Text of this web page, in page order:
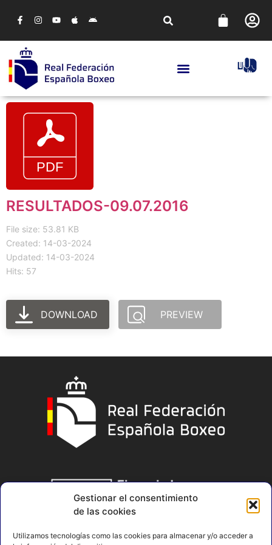
Gestionar el consentimiento
de las cookies
Utilizamos tecnologías como las cookies para almacenar y/o acceder a
RESULTADOS-09.07.2016
File size: 53.81 KB
Created: 14-03-2024
Updated: 14-03-2024
Hits: 57
DOWNLOAD PREVIEW